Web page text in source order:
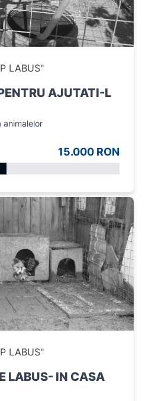
LABUS"
AJUTATI-L
animalelor
15.000 RON
LABUS"
LABUS- IN CASA